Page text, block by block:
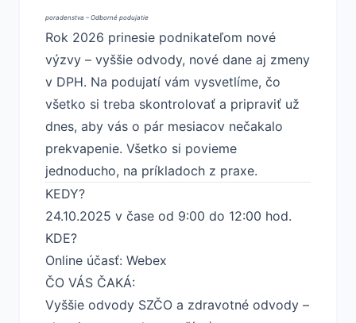
poradenstva – Odborné podujatie
Rok 2026 prinesie podnikateľom nové
výzvy – vyššie odvody, nové dane aj zmeny
v DPH. Na podujatí vám vysvetlíme, čo
všetko si treba skontrolovať a pripraviť už
dnes, aby vás o pár mesiacov nečakalo
prekvapenie. Všetko si povieme
jednoducho, na príkladoch z praxe.
KEDY?
24.10.2025 v čase od 9:00 do 12:00 hod.
KDE?
Online účasť: Webex
ČO VÁS ČAKÁ:
Vyššie odvody SZČO a zdravotné odvody –